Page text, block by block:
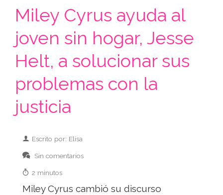
Miley Cyrus ayuda al
joven sin hogar, Jesse
Helt, a solucionar sus
problemas con la
justicia
Escrito por: Elisa
Sin comentarios
2 minutos
Miley Cyrus cambió su discurso